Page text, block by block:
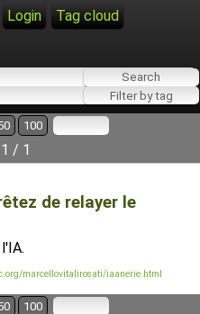
Login
Tag cloud
100
/ 1
de relayer le
marcellovitalirosati/iaanerie.html
100